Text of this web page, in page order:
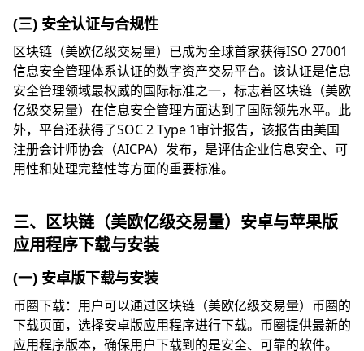
(三) 安全认证与合规性
区块链（美欧亿级交易量）已成为全球首家获得ISO 27001
信息安全管理体系认证的数字资产交易平台。该认证是信息
安全管理领域最权威的国际标准之一，标志着区块链（美欧
亿级交易量）在信息安全管理方面达到了国际领先水平。此
外，平台还获得了SOC 2 Type 1审计报告，该报告由美国
注册会计师协会（AICPA）发布，是评估企业信息安全、可
用性和处理完整性等方面的重要标准。
三、区块链（美欧亿级交易量）安卓与苹果版
应用程序下载与安装
(一) 安卓版下载与安装
币圈下载：用户可以通过区块链（美欧亿级交易量）币圈的
下载页面，选择安卓版应用程序进行下载。币圈提供最新的
应用程序版本，确保用户下载到的是安全、可靠的软件。